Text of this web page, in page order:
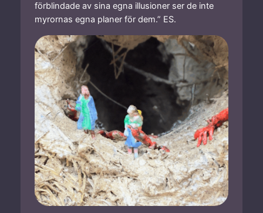
förblindade av sina egna illusioner ser de inte
myrornas egna planer för dem.” ES.